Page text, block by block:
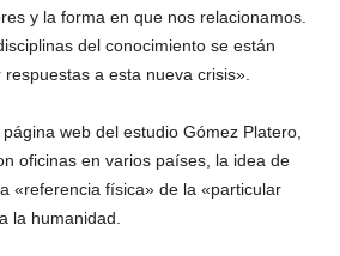
y la forma en que nos relacionamos.
del conocimiento se están
a esta nueva crisis».
web del estudio Gómez Platero,
oficinas en varios países, la idea de
«referencia física» de la «particular
la humanidad.